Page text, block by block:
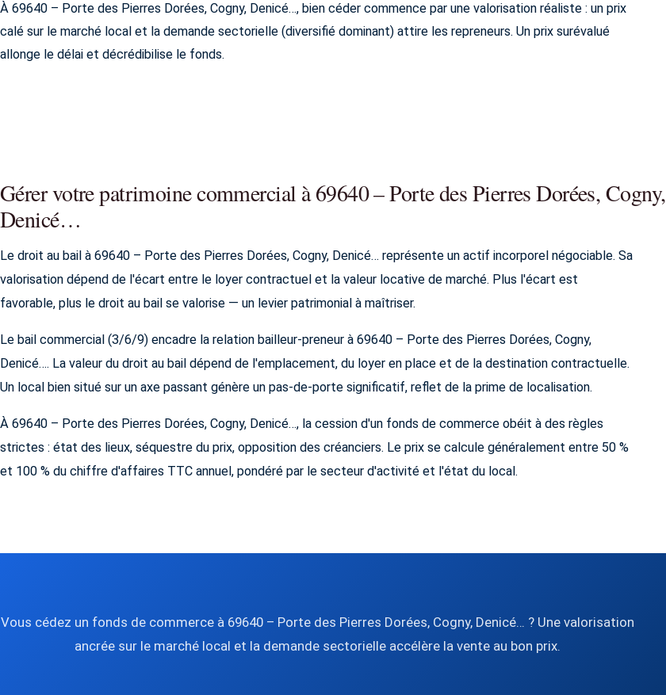
À 69640 – Porte des Pierres Dorées, Cogny, Denicé…, bien céder commence par une valorisation réaliste : un prix
calé sur le marché local et la demande sectorielle (diversifié dominant) attire les repreneurs. Un prix surévalué
allonge le délai et décrédibilise le fonds.
Gérer votre patrimoine commercial à 69640 – Porte des Pierres Dorées, Cogny,
Denicé…
Le droit au bail à 69640 – Porte des Pierres Dorées, Cogny, Denicé… représente un actif incorporel négociable. Sa
valorisation dépend de l'écart entre le loyer contractuel et la valeur locative de marché. Plus l'écart est
favorable, plus le droit au bail se valorise — un levier patrimonial à maîtriser.
Le bail commercial (3/6/9) encadre la relation bailleur-preneur à 69640 – Porte des Pierres Dorées, Cogny,
Denicé…. La valeur du droit au bail dépend de l'emplacement, du loyer en place et de la destination contractuelle.
Un local bien situé sur un axe passant génère un pas-de-porte significatif, reflet de la prime de localisation.
À 69640 – Porte des Pierres Dorées, Cogny, Denicé…, la cession d'un fonds de commerce obéit à des règles
strictes : état des lieux, séquestre du prix, opposition des créanciers. Le prix se calcule généralement entre 50 %
et 100 % du chiffre d'affaires TTC annuel, pondéré par le secteur d'activité et l'état du local.
Vous cédez un fonds de commerce à 69640 – Porte des Pierres Dorées, Cogny, Denicé… ? Une valorisation
ancrée sur le marché local et la demande sectorielle accélère la vente au bon prix.